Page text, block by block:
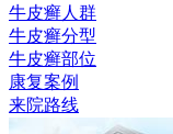
牛皮癣人群
牛皮癣分型
牛皮癣部位
康复案例
来院路线